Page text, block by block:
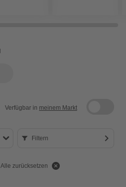
Verfügbar in meinem Markt
Filtern
Alle zurücksetzen